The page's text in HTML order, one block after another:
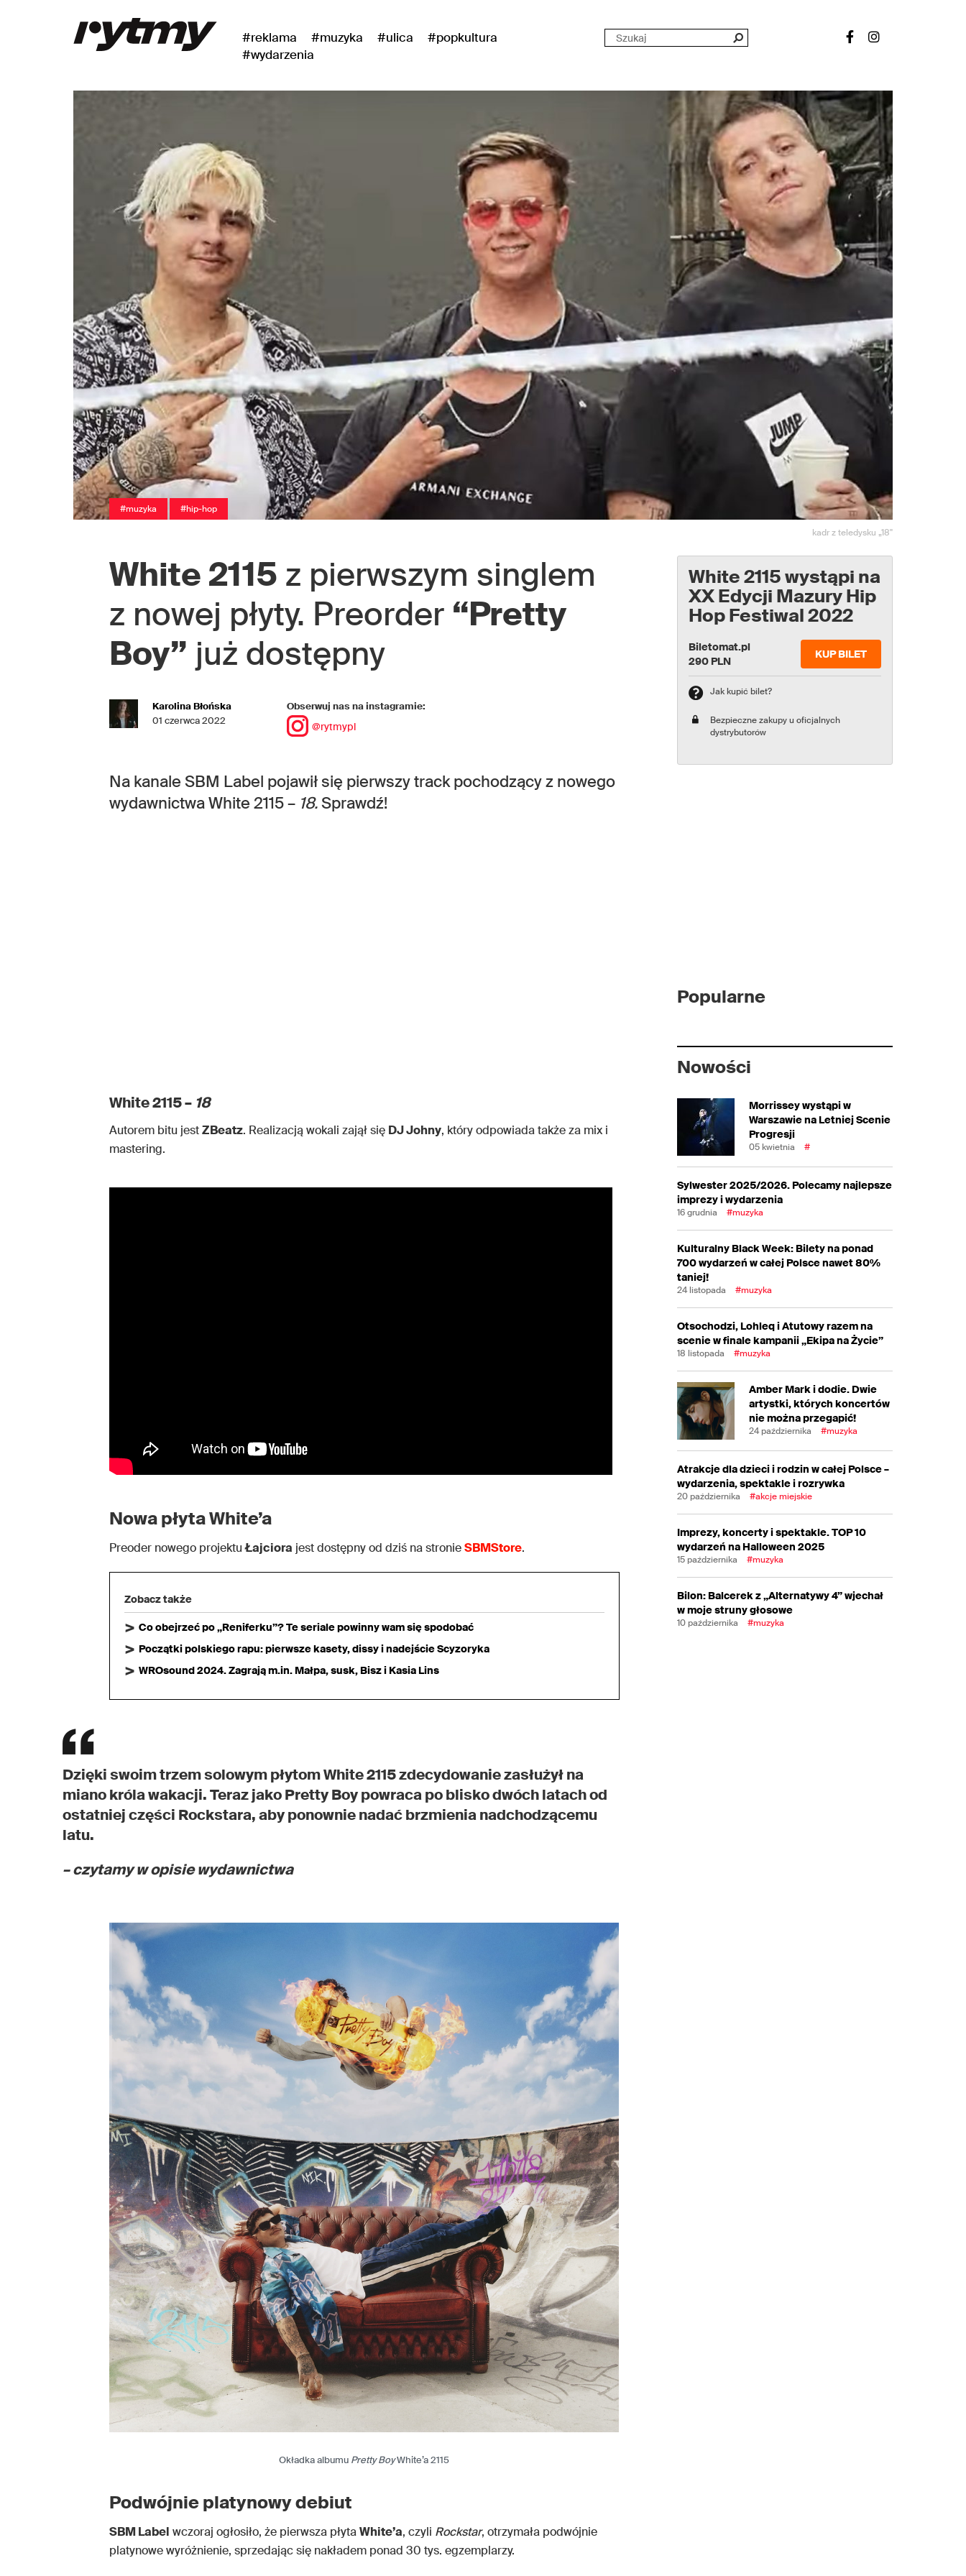
#reklama #muzyka #ulica
#popkultura
#wydarzenia
#muzyka #hip-hop
kadr z teledysku „18"
White 2115 z pierwszym singlem
z nowej płyty. Preorder “Pretty
Boy” już dostępny
Karolina Błońska
01 czerwca 2022
Obserwuj nas na instagramie:
@rytmypl
Na kanale SBM Label pojawił się pierwszy track pochodzący z nowego
wydawnictwa White 2115 – 18.Sprawdź!
White 2115 – 18
Autorem bitu jestZBeatz. Realizacją wokali zajął się DJ Johny, który odpowiada także za mix i
mastering.
Nowa płyta White’a
Preoder nowego projektuŁajciora jest dostępny od dziś na stronieSBMStore.
Zobacz także
Co obejrzeć po „Reniferku”? Te seriale powinny wam się spodobać
Początki polskiego rapu: pierwsze kasety, dissy i nadejście Scyzoryka
WROsound 2024. Zagrają m.in. Małpa, susk, Bisz i Kasia Lins
Dzięki swoim trzem solowym płytom White 2115 zdecydowanie zasłużył na
miano króla wakacji. Teraz jako Pretty Boy powraca po blisko dwóch latach od
ostatniej części Rockstara, aby ponownie nadać brzmienia nadchodzącemu
latu.
– czytamy w opisie wydawnictwa
Okładka albumu Pretty BoyWhite’a 2115
Podwójnie platynowy debiut
SBM Label wczoraj ogłosiło, że pierwsza płytaWhite’a, czyli Rockstar, otrzymała podwójnie
platynowe wyróżnienie, sprzedając się nakładem ponad 30 tys. egzemplarzy.
White 2115 wystąpi na
XX Edycji Mazury Hip
Hop Festiwal 2022
Biletomat.pl
290 PLN
KUP BILET
Jak kupić bilet?
Bezpieczne zakupy u oficjalnych
dystrybutorów
Popularne
Nowości
Morrissey wystąpi w
Warszawie na Letniej Scenie
Progresji
05 kwietnia #
Sylwester 2025/2026. Polecamy najlepsze
imprezy i wydarzenia
16 grudnia #muzyka
Kulturalny Black Week: Bilety na ponad
700 wydarzeń w całej Polsce nawet 80%
taniej!
24 listopada #muzyka
Otsochodzi, Lohleq i Atutowy razem na
scenie w finale kampanii „Ekipa na Życie”
18 listopada #muzyka
Amber Mark i dodie. Dwie
artystki, których koncertów
nie można przegapić!
24 października #muzyka
Atrakcje dla dzieci i rodzin w całej Polsce –
wydarzenia, spektakle i rozrywka
20 października #akcje miejskie
Imprezy, koncerty i spektakle. TOP 10
wydarzeń na Halloween 2025
15 października #muzyka
Bilon: Balcerek z „Alternatywy 4” wjechał
w moje struny głosowe
10 października #muzyka